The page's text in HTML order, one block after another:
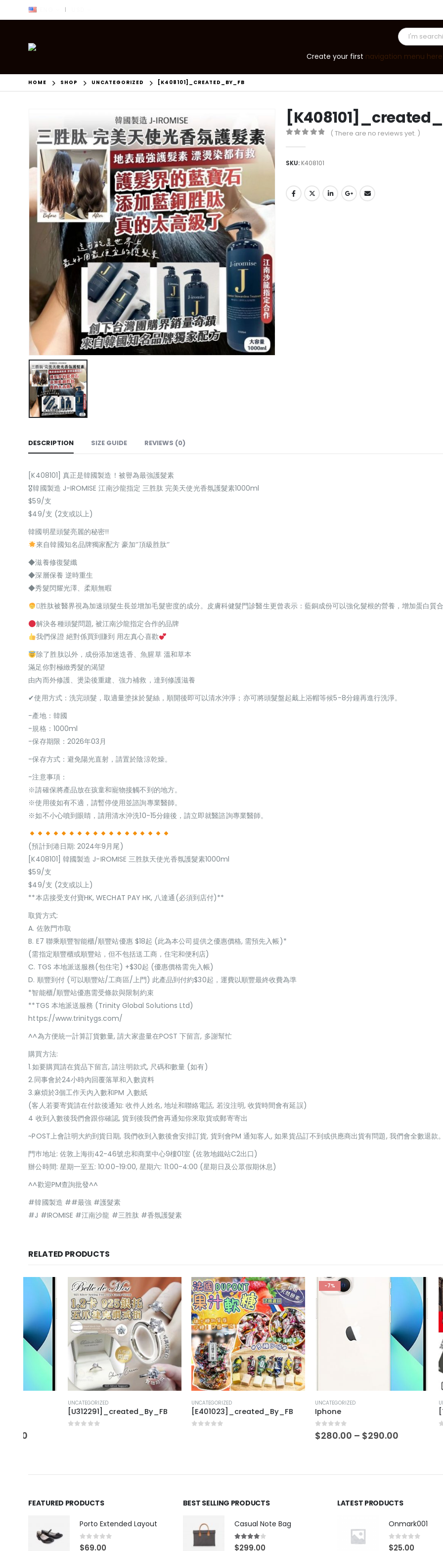
|
Create your first navigation menu here
HOME SHOP UNCATEGORIZED [K408101]_CREATED_BY_FB
( There are no reviews yet. )
SKU: K408101
DESCRIPTION SIZE GUIDE REVIEWS (0)
[K408101] 真正是韓國製造！被譽為最強護髮素
🎖韓國製造 J-IROMISE 江南沙龍指定 三胜肽 完美天使光香氛護髮素1000ml
$59/支
$49/支 (2支或以上)
韓國明星頭髮亮麗的秘密!!
來自韓國知名品牌獨家配方 豪加‘’頂級胜肽‘’
◆滋養修復髮纖
◆深層保養 逆時重生
◆秀髮閃耀光澤、柔順無暇
‍⚕胜肽被醫界視為加速頭髮生長並增加毛髮密度的成分。皮膚科健髮門診醫生更曾表示：藍銅成份可以強化髮根的營養，增加蛋白質
解決各種頭髮問題, 被江南沙龍指定合作的品牌
我們保證 絕對係買到賺到 用左真心喜歡
除了胜肽以外，成份添加迷迭香、魚腥草 溫和草本
滿足你對極緻秀髮的渴望
由內而外修護、燙染後重建、強力補救，達到修護滋養
✔使用方式：洗完頭髮，取適量塗抹於髮絲，順開後即可以清水沖淨；亦可將頭髮盤起戴上浴帽等候5-8分鐘再進行洗淨。
-產地：韓國
-規格：1000ml
-保存期限：2026年03月
-保存方式：避免陽光直射，請置於陰涼乾燥。
-注意事項：
※請確保將產品放在孩童和寵物接觸不到的地方。
※使用後如有不適，請暫停使用並諮詢專業醫師。
※如不小心噴到眼睛，請用清水沖洗10-15分鐘後，請立即就醫諮詢專業醫師。
(預計到港日期: 2024年9月尾)
[K408101] 韓國製造 J-IROMISE 三胜肽天使光香氛護髮素1000ml
$59/支
$49/支 (2支或以上)
**本店接受支付寶HK, WECHAT PAY HK, 八達通(必須到店付)**
取貨方式:
A. 佐敦門巿取
B. E7 聯乘順豐智能櫃/順豐站優惠 $18起 (此為本公司提供之優惠價格, 需預先入帳)*
(需指定順豐櫃或順豐站，但不包括送工商，住宅和便利店)
C. TGS 本地派送服務(包住宅) +$30起 (優惠價格需先入帳)
D. 順豐到付 (可以順豐站/工商區/上門) 此產品到付約$30起，運費以順豐最終收費為準
*智能櫃/順豐站優惠需受條款與限制約束
**TGS 本地派送服務 (Trinity Global Solutions Ltd)
https://www.trinitygs.com/
^^為方便統一計算訂貨數量, 請大家盡量在POST 下留言, 多謝幫忙
購買方法:
1.如要購買請在貨品下留言, 請注明款式, 尺碼和數量 (如有)
2.同事會於24小時內回覆落單和入數資料
3.麻煩於3個工作天內入數和PM 入數紙
(客人若要寄貨請在付款後通知: 收件人姓名, 地址和聯絡電話, 若沒注明, 收貨時間會有延誤)
4 收到入數後我們會跟你確認, 貨到後我們會再通知你來取貨或郵寄寄出
~POST上會註明大約到貨日期, 我們收到入數後會安排訂貨, 貨到會PM 通知客人, 如果貨品訂不到或供應商出貨有問題, 我們會全數退款
門巿地址: 佐敦上海街42-46號忠和商業中心9樓01室 (佐敦地鐵站C2出口)
辦公時間: 星期一至五: 10:00-19:00, 星期六: 11:00-4:00 (星期日及公眾假期休息)
^^歡迎PM查詢批發^^
#韓國製造 ##最強 #護髮素
#J #IROMISE #江南沙龍 #三胜肽 #香氛護髮素
RELATED PRODUCTS
UNCATEGORIZED
[U312291]_created_By_FB
UNCATEGORIZED
[E401023]_created_By_FB
-7%
UNCATEGORIZED
Iphone
– $290.00
UNCATEGORIZED
FEATURED PRODUCTS
Porto Extended Layout
0 out of 5
$69.00
BEST SELLING PRODUCTS
Casual Note Bag
4.00out of 5
$299.00
LATEST PRODUCTS
Onmark001
0 out of 5
$25.00